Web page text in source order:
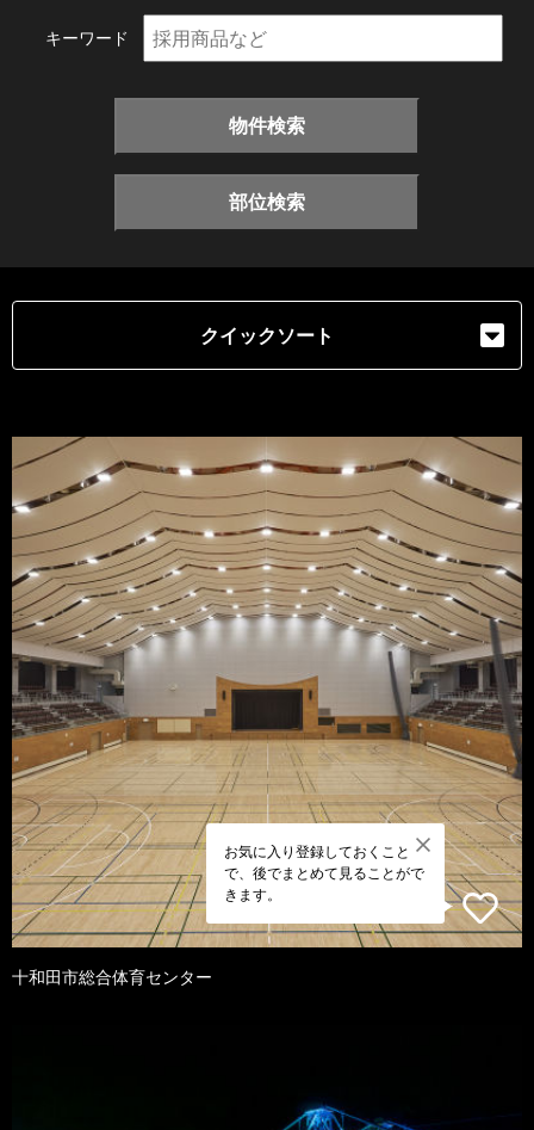
キーワード
物件検索
部位検索
クイックソート
お気に入り登録しておくこと
で、後でまとめて見ることがで
きます。
十和田市総合体育センター